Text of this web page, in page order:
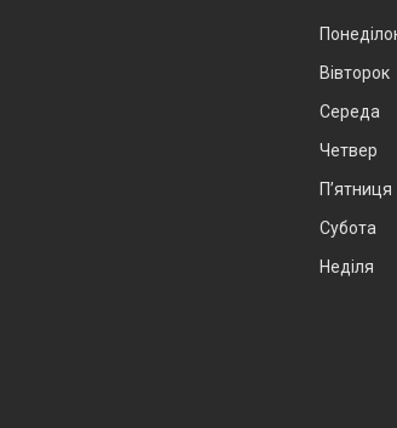
Вівторок
Середа
Четвер
Пʼятниця
Субота
Неділя